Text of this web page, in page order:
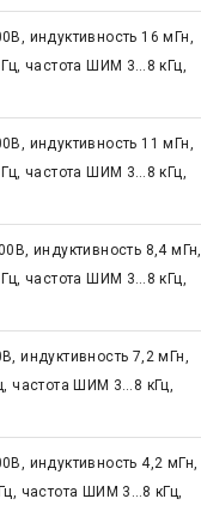
индуктивность 16 мГн,
частота ШИМ 3…8 кГц,
индуктивность 11 мГн,
частота ШИМ 3…8 кГц,
индуктивность 8,4 мГн,
частота ШИМ 3…8 кГц,
индуктивность 7,2 мГн,
частота ШИМ 3…8 кГц,
индуктивность 4,2 мГн,
частота ШИМ 3…8 кГц,